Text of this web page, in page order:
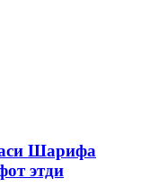
Шарифа
этди